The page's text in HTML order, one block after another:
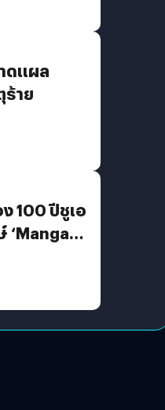
ดแผล
ร้าย
100 ปีชูเอ
‘Manga